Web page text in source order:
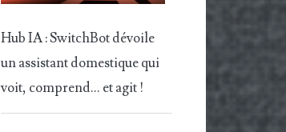
Hub IA : SwitchBot dévoile
un assistant domestique qui
voit, comprend… et agit !